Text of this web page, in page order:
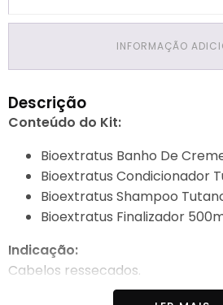
INFORMAÇÃO
Descrição
Conteúdo do Kit:
Bioextratus Banho De
Bioextratus Condicionador
Bioextratus Shampoo
Bioextratus Finalizador
Indicação:
Cabelos ressecados.